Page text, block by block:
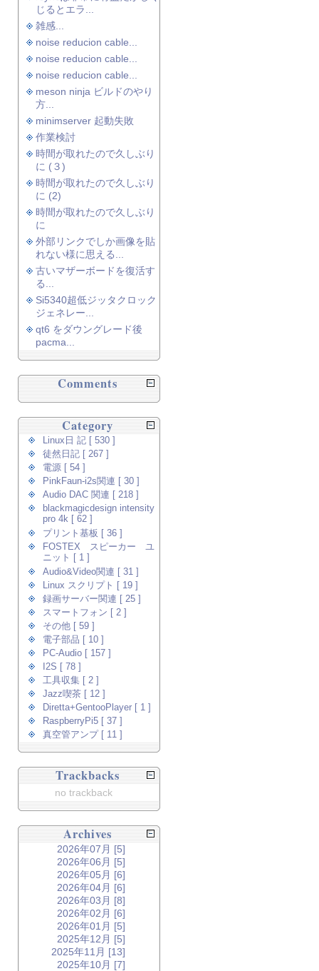
じるとエラ...
雑感...
noise reducion cable...
noise reducion cable...
noise reducion cable...
meson ninja ビルドのやり
方...
minimserver 起動失敗
作業検討
時間が取れたので久しぶり
に (３)
時間が取れたので久しぶり
に (2)
時間が取れたので久しぶり
に
外部リンクでしか画像を貼
れない様に思える...
古いマザーボードを復活す
る...
Si5340超低ジッタクロック
ジェネレー...
qt6 をダウングレード後
pacma...
Comments
Category
Linux日 記 [ 530 ]
徒然日記 [ 267 ]
電源 [ 54 ]
PinkFaun-i2s関連 [ 30 ]
Audio DAC 関連 [ 218 ]
blackmagicdesign intensity
pro 4k [ 62 ]
プリント基板 [ 36 ]
FOSTEX スピーカー ユ
ニット [ 1 ]
Audio&Video関連 [ 31 ]
Linux スクリプト [ 19 ]
録画サーバー関連 [ 25 ]
スマートフォン [ 2 ]
その他 [ 59 ]
電子部品 [ 10 ]
PC-Audio [ 157 ]
I2S [ 78 ]
工具収集 [ 2 ]
Jazz喫茶 [ 12 ]
Diretta+GentooPlayer [ 1 ]
RaspberryPi5 [ 37 ]
真空管アンプ [ 11 ]
Trackbacks
no trackback
Archives
2026年07月 [5]
2026年06月 [5]
2026年05月 [6]
2026年04月 [6]
2026年03月 [8]
2026年02月 [6]
2026年01月 [5]
2025年12月 [5]
2025年11月 [13]
2025年10月 [7]